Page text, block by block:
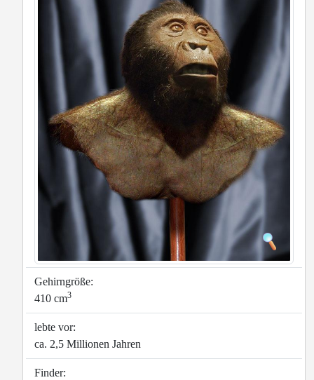
Gehirngröße:
410 cm3
lebte vor:
ca. 2,5 Millionen Jahren
Finder: